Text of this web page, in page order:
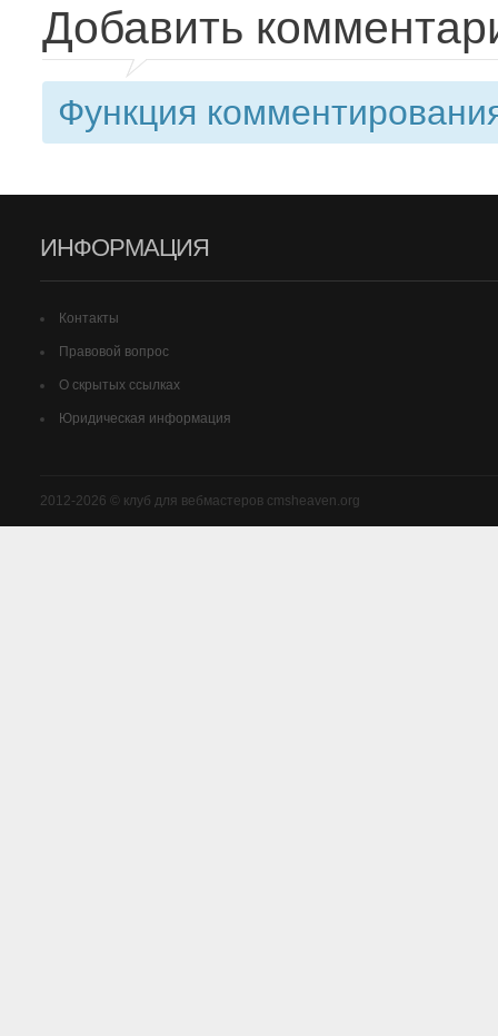
Добавить
Функция
ИНФОРМАЦИЯ
Контакты
Правовой вопрос
О скрытых ссылках
Юридическая информация
2012-2026 © клуб для вебмастеров cmsheaven.org